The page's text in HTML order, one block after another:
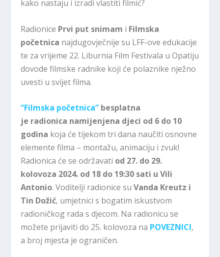
kako nastaju i izradi vlastiti filmić?
Radionice Prvi put snimam i Filmska
početnica najdugovječnije su LFF-ove edukacije
te za vrijeme 22. Liburnia Film Festivala u Opatiju
dovode filmske radnike koji će polaznike nježno
uvesti u svijet filma.
“Filmska početnica” besplatna
je radionica namijenjena djeci od 6 do 10
godina koja će tijekom tri dana naučiti osnovne
elemente filma – montažu, animaciju i zvuk!
Radionica će se održavati od 27. do 29.
kolovoza 2024. od 18 do 19:30 sati u Vili
Antonio. Voditelji radionice suVanda Kreutz i
Tin Dožić, umjetnici s bogatim iskustvom
radioničkog rada s djecom. Na radionicu se
možete prijaviti do 25. kolovoza na POVEZNICI,
a broj mjesta je ograničen.